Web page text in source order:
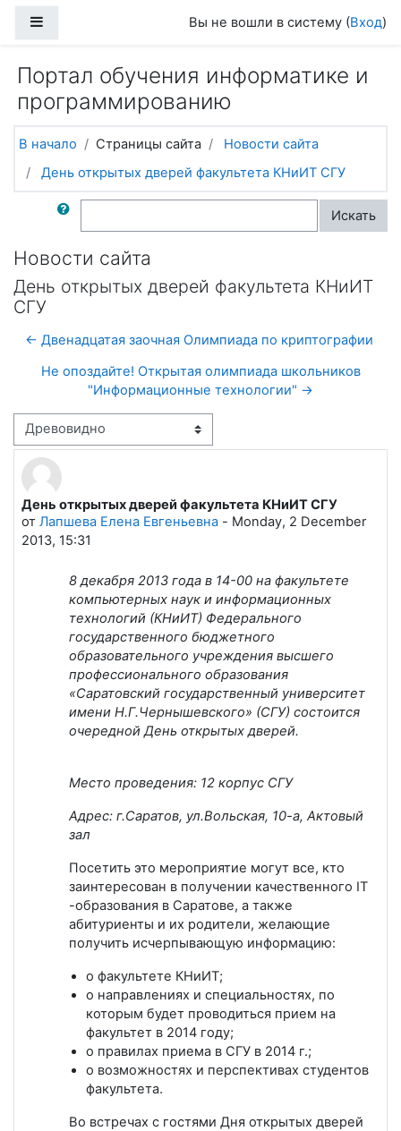
Вы не вошли в систему (Вход)
Портал обучения информатике и
программированию
В начало Страницы сайта
Новости сайта
День открытых дверей факультета КНиИТ СГУ
Поиск по форумам Искать
Новости сайта
День открытых дверей факультета КНиИТ
СГУ
← Двенадцатая заочная Олимпиада по криптографии
Не опоздайте! Открытая олимпиада школьников
"Информационные технологии" →
Режим отображения
День открытых дверей факультета КНиИТ СГУ
от Лапшева Елена Евгеньевна - Monday, 2 December
2013, 15:31
Количество ответов: 0
8 декабря 2013 года в 14-00 на факультете
компьютерных наук и информационных
технологий (КНиИТ) Федерального
государственного бюджетного
образовательного учреждения высшего
профессионального образования
«Саратовский государственный университет
имени Н.Г.Чернышевского» (СГУ) состоится
очередной День открытых дверей.
Место проведения: 12 корпус СГУ
Адрес: г.Саратов, ул.Вольская, 10-а, Актовый
зал
Посетить это мероприятие могут все, кто
заинтересован в получении качественного IT
-образования в Саратове, а также
абитуриенты и их родители, желающие
получить исчерпывающую информацию:
о факультете КНиИТ;
о направлениях и специальностях, по
которым будет проводиться прием на
факультет в 2014 году;
о правилах приема в СГУ в 2014 г.;
о возможностях и перспективах студентов
факультета.
Во встречах с гостями Дня открытых дверей